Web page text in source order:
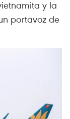
y la
portavoz de